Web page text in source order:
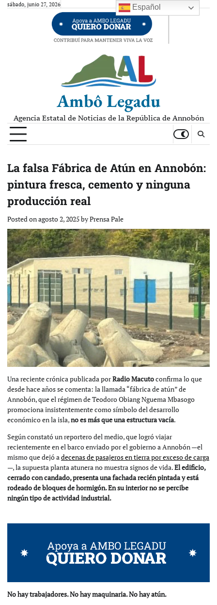
Skipsábado, junio 27, 2026
Ambô Legadu
Agencia Estatal de Noticias de la República de Annobón
La falsa Fábrica de Atún en Annobón:
pintura fresca, cemento y ninguna
producción real
Posted onagosto 2, 2025byPrensa Pale
Una reciente crónica publicada porRadio Macutoconfirma lo que
desde hace años se comenta: la llamada “fábrica de atún” de
Annobón, que el régimen de Teodoro Obiang Nguema Mbasogo
promociona insistentemente como símbolo del desarrollo
económico en la isla,no es más que una estructura vacía.
Según constató un reportero del medio, que logró viajar
recientemente en el barco enviado por el gobierno a Annobón —el
mismo que dejó adecenas de pasajeros en tierra por exceso de carga
—, la supuesta planta atunera no muestra signos de vida.El edificio,
cerrado con candado, presenta una fachada recién pintada y está
rodeado de bloques de hormigón. En su interior no se percibe
ningún tipo de actividad industrial.
*
No hay trabajadores. No hay maquinaria. No hay atún.
Español